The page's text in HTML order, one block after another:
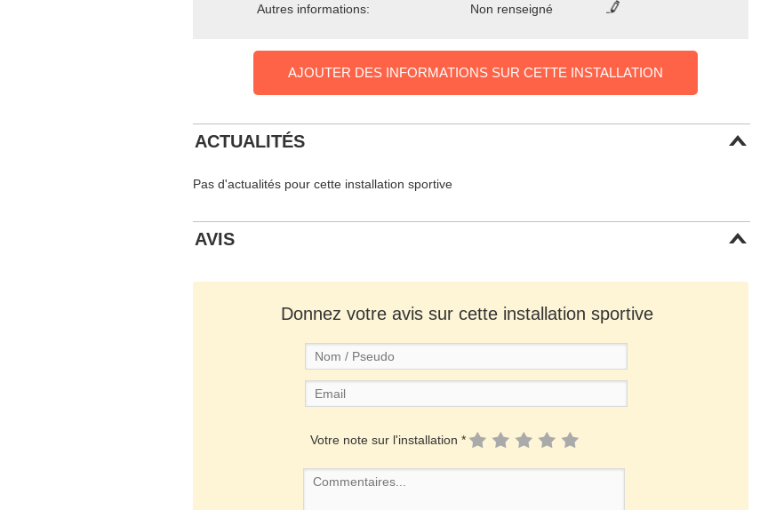
Autres informations:
Non renseigné
AJOUTER DES INFORMATIONS SUR CETTE INSTALLATION
ACTUALITÉS
Pas d'actualités pour cette installation sportive
AVIS
Donnez votre avis sur cette installation sportive
Votre note sur l'installation *